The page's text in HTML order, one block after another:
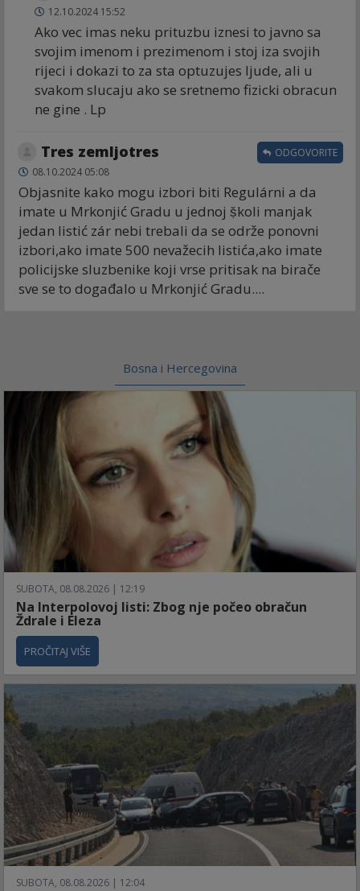
12.10.2024 15:52
Ako vec imas neku prituzbu iznesi to javno sa
svojim imenom i prezimenom i stoj iza svojih
rijeci i dokazi to za sta optuzujes ljude, ali u
svakom slucaju ako se sretnemo fizicki obracun
ne gine . Lp
Tres zemljotres
08.10.2024 05:08
Objasnite kako mogu izbori biti Regulárni a da
imate u Mrkonjić Gradu u jednoj ṣ̌koli manjak
jedan listić zár nebi trebali da se održe ponovni
izbori,ako imate 500 nevažecih listića,ako imate
policijske sluzbenike koji vrse pritisak na birače
sve se to događalo u Mrkonjić Gradu....
ODGOVORITE
Bosna i Hercegovina
SUBOTA, 08.08.2026 | 12:19
Na Interpolovoj listi: Zbog nje počeo obračun
Ždrale i Eleza
PROČITAJ VIŠE
SUBOTA, 08.08.2026 | 12:04